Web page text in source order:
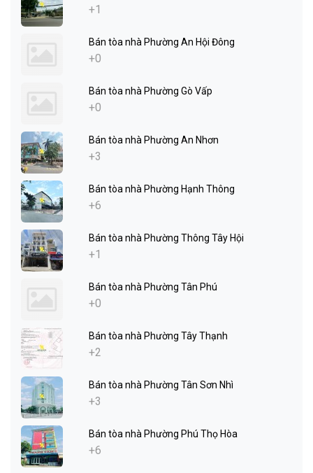
+1
Bán tòa nhà Phường An Hội Đông
+0
Bán tòa nhà Phường Gò Vấp
+0
Bán tòa nhà Phường An Nhơn
+3
Bán tòa nhà Phường Hạnh Thông
+6
Bán tòa nhà Phường Thông Tây Hội
+1
Bán tòa nhà Phường Tân Phú
+0
Bán tòa nhà Phường Tây Thạnh
+2
Bán tòa nhà Phường Tân Sơn Nhì
+3
Bán tòa nhà Phường Phú Thọ Hòa
+6